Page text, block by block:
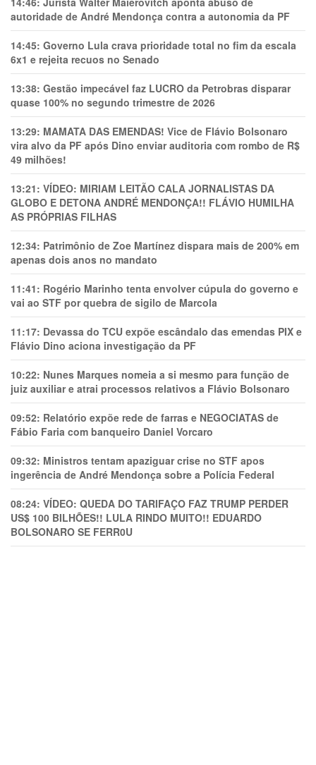
autoridade de André Mendonça contra a autonomia da PF
14:45: Governo Lula crava prioridade total no fim da escala
6x1 e rejeita recuos no Senado
13:38: Gestão impecável faz LUCRO da Petrobras disparar
quase 100% no segundo trimestre de 2026
13:29: MAMATA DAS EMENDAS! Vice de Flávio Bolsonaro
vira alvo da PF após Dino enviar auditoria com rombo de R$
49 milhões!
13:21: VÍDEO: MIRIAM LEITÃO CALA JORNALISTAS DA
GLOBO E DETONA ANDRÉ MENDONÇA!! FLÁVIO HUMILHA
AS PRÓPRIAS FILHAS
12:34: Patrimônio de Zoe Martínez dispara mais de 200% em
apenas dois anos no mandato
11:41: Rogério Marinho tenta envolver cúpula do governo e
vai ao STF por quebra de sigilo de Marcola
11:17: Devassa do TCU expõe escândalo das emendas PIX e
Flávio Dino aciona investigação da PF
10:22: Nunes Marques nomeia a si mesmo para função de
juiz auxiliar e atrai processos relativos a Flávio Bolsonaro
09:52: Relatório expõe rede de farras e NEGOCIATAS de
Fábio Faria com banqueiro Daniel Vorcaro
09:32: Ministros tentam apaziguar crise no STF apos
ingerência de André Mendonça sobre a Polícia Federal
08:24: VÍDEO: QUEDA DO TARIFAÇO FAZ TRUMP PERDER
US$ 100 BILHÕES!! LULA RINDO MUITO!! EDUARDO
BOLSONARO SE FERR0U